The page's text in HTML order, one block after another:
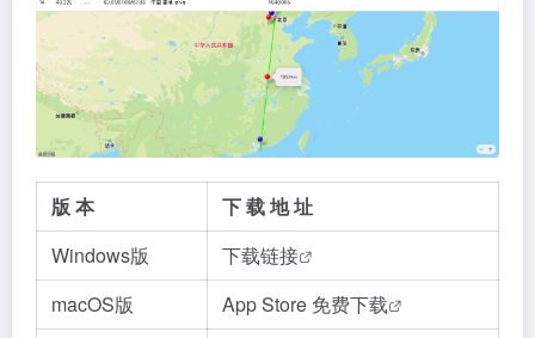
版 本
下 载 地 址
Windows版
下载链接
macOS版
App Store 免费下载